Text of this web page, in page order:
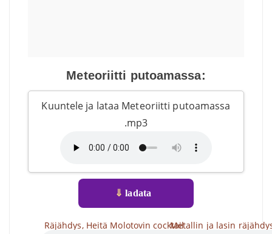
Meteoriitti putoamassa:
Kuuntele ja lataa Meteoriitti putoamassa
.mp3
⇓ ladata
Räjähdys, Heitä Molotovin cocktailMetallin ja lasin